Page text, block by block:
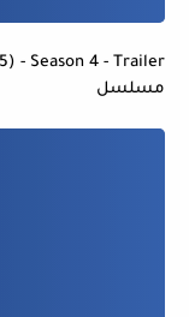
مسلسل